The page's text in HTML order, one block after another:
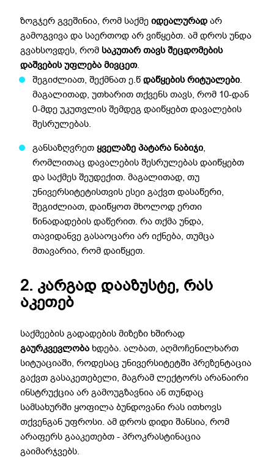
ზოგჯერ გვეშინია, რომ საქმე იდეალურად არ
გამოგვივა და საერთოდ არ ვიწყებთ. ამ დროს უნდა
გვახსოვდეს, რომ საკუთარ თავს შეცდომების
დაშვების უფლება მივცეთ.
შეგიძლიათ, შექმნათ ე.წ დაწყების რიტუალები.
მაგალითად, უთხარით თქვენს თავს, რომ 10-დან
0-მდე უკუთვლის შემდეგ დაიწყებთ დავალების
შესრულებას.
განსაზღვრეთ ყველაზე პატარა ნაბიჯი,
რომლითაც დავალების შესრულებას დაიწყებთ
და საქმეს შეუდექით. მაგალითად, თუ
უნივერსიტეტისთვის ესეი გაქვთ დასაწერი,
შეგიძლიათ, დაიწყოთ მხოლოდ ერთი
წინადადების დაწერით. რა თქმა უნდა,
თავიდანვე გასაოცარი არ იქნება, თუმცა
მთავარია, რომ დაიწყეთ.
2. კარგად დააზუსტე, რას
აკეთებ
საქმეების გადადების მიზეზი ხშირად
გაურკვევლობა ხდება. ალბათ, აღმოჩენილხართ
სიტუაციაში, როდესაც უნივერსიტეტში პრეზენტაცია
გაქვთ გასაკეთებელი, მაგრამ ლექტორს არანაირი
ინსტრუქცია არ გამოუგზავნია ან თუნდაც
სამსახურში ყოფილა ბუნდოვანი რას ითხოვს
თქვენგან უფროსი. ამ დროს დიდი შანსია, რომ
არაფერს გააკეთებთ - პროკრასტინაცია
გაიმარჯვებს.